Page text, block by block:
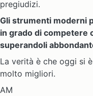
pregiudizi.
Gli strumenti moderni
in grado di competere
superandoli
La verità è che oggi si
molto migliori.
AM